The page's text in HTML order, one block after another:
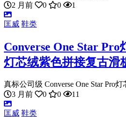
2 月前
0 0 1
匡威 鞋类
Converse One Star Pro
灯芯绒紫色拼接复古滑
真标公司级 Converse One Star Pro
3 月前
0 0 11
匡威 鞋类